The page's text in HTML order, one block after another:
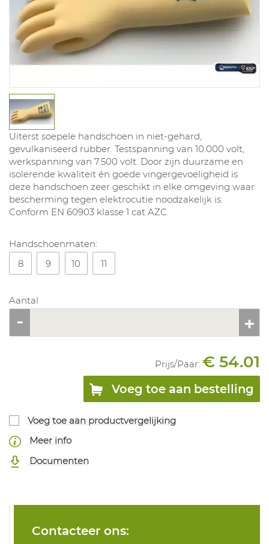
Uiterst soepele handschoen in niet-gehard,
gevulkaniseerd rubber. Testspanning van 10.000 volt,
werkspanning van 7.500 volt. Door zijn duurzame en
isolerende kwaliteit én goede vingergevoeligheid is
deze handschoen zeer geschikt in elke omgeving waar
bescherming tegen elektrocutie noodzakelijk is.
Conform EN 60903 klasse 1 cat AZC.
Handschoenmaten:
8
9 10 11
Aantal
Prijs/Paar: € 54.01
Voeg toe aan bestelling
Voeg toe aan productvergelijking
Meer info
Documenten
Contacteer ons: